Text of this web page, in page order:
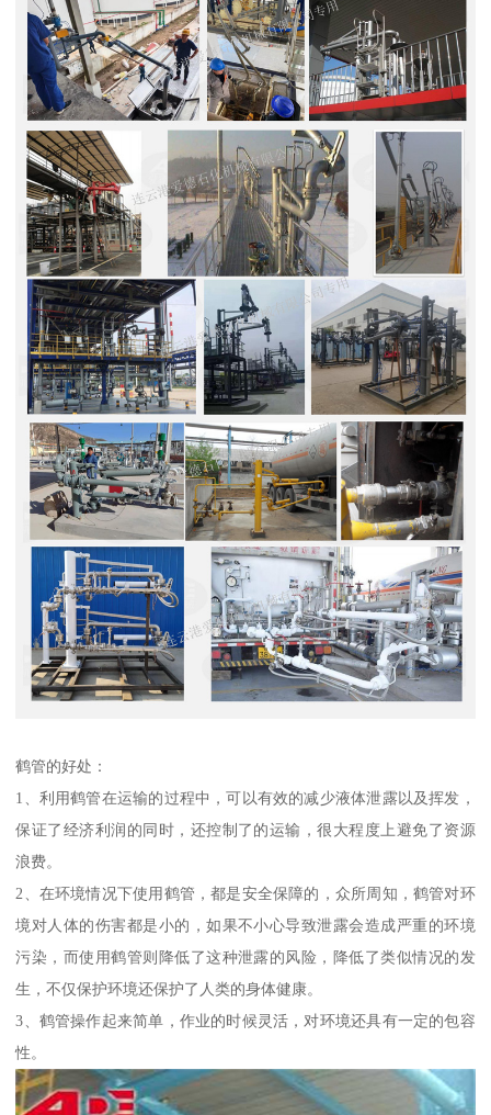
鹤管的好处：
1、利用鹤管在运输的过程中，可以有效的减少液体泄露以及挥发，
保证了经济利润的同时，还控制了的运输，很大程度上避免了资源
浪费。
2、在环境情况下使用鹤管，都是安全保障的，众所周知，鹤管对环
境对人体的伤害都是小的，如果不小心导致泄露会造成严重的环境
污染，而使用鹤管则降低了这种泄露的风险，降低了类似情况的发
生，不仅保护环境还保护了人类的身体健康。
3、鹤管操作起来简单，作业的时候灵活，对环境还具有一定的包容
性。